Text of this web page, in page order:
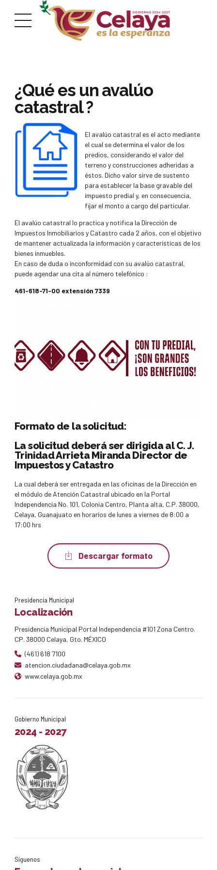
¿Qué es un avalúo
catastral ?
El avalúo catastral es el acto mediante
el cual se determina el valor de los
predios, considerando el valor del
terreno y construcciones adheridas a
éstos. Dicho valor sirve de sustento
para establecer la base gravable del
impuesto predial y, en consecuencia,
fijar el monto a cargo del particular.
El avalúo catastral lo practica y notifica la Dirección de
Impuestos Inmobiliarios y Catastro cada 2 años, con el objetivo
de mantener actualizada la información y características de los
bienes inmuebles.
En caso de duda o inconformidad con su avalúo catastral,
puede agendar una cita al número telefónico :
461-618-71-00 extensión 7339
Formato de la solicitud:
La solicitud deberá ser dirigida al C. J.
Trinidad Arrieta Miranda Director de
Impuestos y Catastro
La cual deberá ser entregada en las oficinas de la Dirección en
el módulo de Atención Catastral ubicado en la Portal
Independencia No. 101, Colonia Centro, Planta alta, C.P. 38000,
Celaya, Guanajuato en horarios de lunes a viernes de 8:00 a
17:00 hrs
Descargar formato
Presidencia Municipal
Localización
Presidencia Municipal Portal Independencia #101 Zona Centro.
CP. 38000 Celaya, Gto. MÉXICO
(461) 618 7100
atencion.ciudadana@celaya.gob.mx
www.celaya.gob.mx
Gobierno Municipal
2024 - 2027
Síguenos